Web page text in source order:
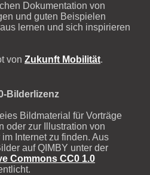
Dokumentation von
und guten Beispielen
lernen und sich inspirieren
von Zukunft Mobilität.
Bilderlizenz
Bildmaterial für Vorträge
oder zur Illustration von
Internet zu finden. Aus
auf QIMBY unter der
Commons CC0 1.0